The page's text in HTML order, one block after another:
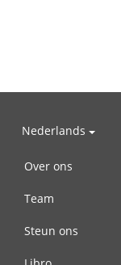
Nederlands
Over ons
Team
Steun ons